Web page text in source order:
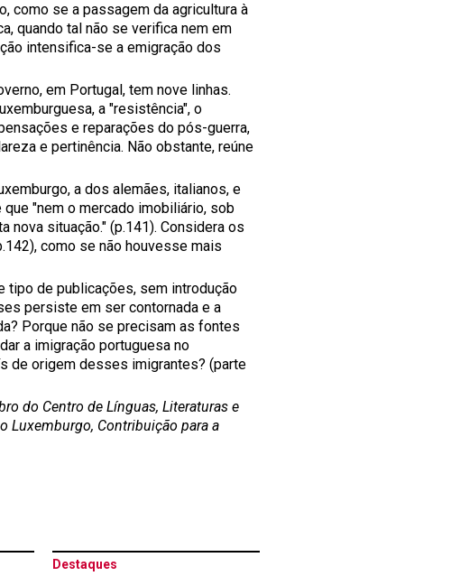
como se a passagem da agricultura à
quando tal não se verifica nem em
intensifica-se a emigração dos
em Portugal, tem nove linhas.
a "resistência", o
e reparações do pós-guerra,
e pertinência. Não obstante, reúne
a dos alemães, italianos, e
"nem o mercado imobiliário, sob
nova situação." (p.141). Considera os
como se não houvesse mais
tipo de publicações, sem introdução
persiste em ser contornada e a
Porque não se precisam as fontes
a imigração portuguesa no
de origem desses imigrantes? (parte
do Centro de Línguas, Literaturas e
Luxemburgo, Contribuição para a
Destaques